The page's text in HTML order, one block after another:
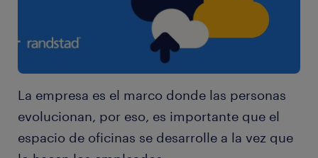
La empresa es el marco donde las personas
evolucionan, por eso, es importante que el
espacio de oficinas se desarrolle a la vez que